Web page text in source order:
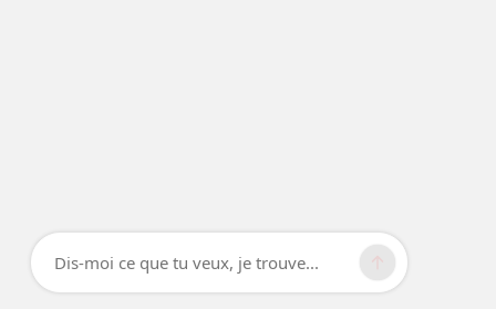
Dis-moi ce que tu veux, je trouve...